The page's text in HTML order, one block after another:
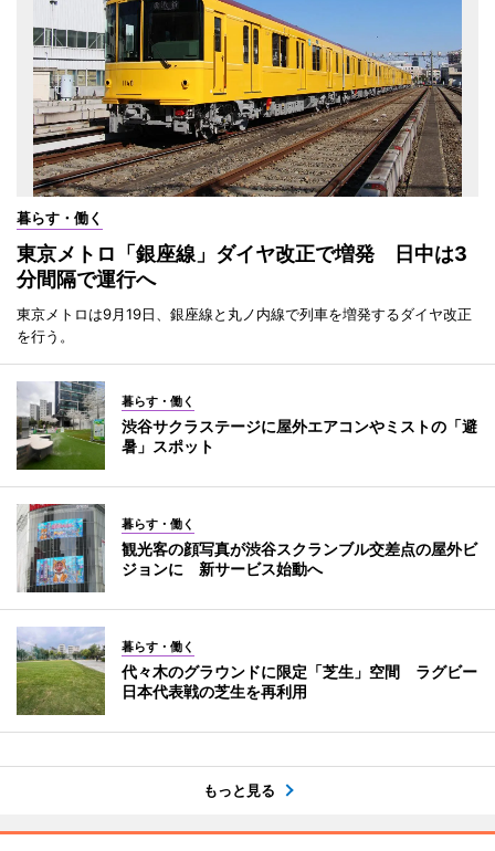
暮らす・働く
東京メトロ「銀座線」ダイヤ改正で増発 日中は3
分間隔で運行へ
東京メトロは9月19日、銀座線と丸ノ内線で列車を増発するダイヤ改正
を行う。
暮らす・働く
渋谷サクラステージに屋外エアコンやミストの「避
暑」スポット
暮らす・働く
観光客の顔写真が渋谷スクランブル交差点の屋外ビ
ジョンに 新サービス始動へ
暮らす・働く
代々木のグラウンドに限定「芝生」空間 ラグビー
日本代表戦の芝生を再利用
もっと見る